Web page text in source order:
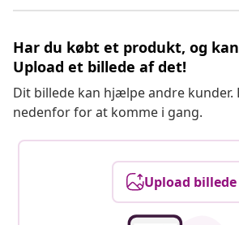
Har du købt et produkt, og
Upload et billede af det!
Dit billede kan hjælpe andre kunder.
nedenfor for at komme i gang.
Upload billede